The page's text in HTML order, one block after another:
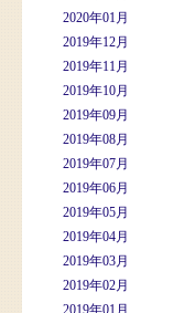
2020年01月
2019年12月
2019年11月
2019年10月
2019年09月
2019年08月
2019年07月
2019年06月
2019年05月
2019年04月
2019年03月
2019年02月
2019年01月